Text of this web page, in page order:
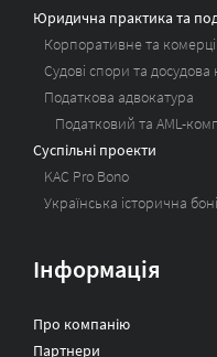
Юридична практика та
Корпоративне та
Судові спори та досудова
Податкова адвокатура
Податковий та AML-
Суспільні проекти
KAC Pro Bono
Українська історична
Інформація
Про компанію
Партнери